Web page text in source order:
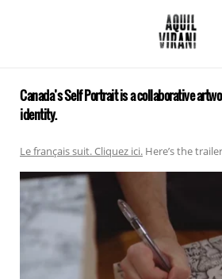
About
Contact
Canada’s Self Portrait is a collaborative
identity.
Le français suit. Cliquez ici. Here’s the